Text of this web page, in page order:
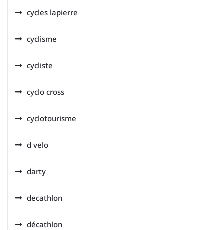
cycles lapierre
cyclisme
cycliste
cyclo cross
cyclotourisme
d velo
darty
decathlon
décathlon